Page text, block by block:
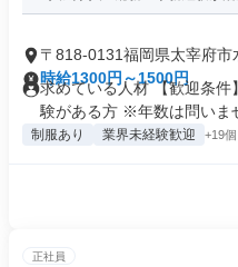
〒818-0131福岡県太宰府市
時給1300円～1500円
求めている人材 【歓迎条
験がある方 ※年数は問いま
制服あり 業界未経験歓迎 +19個
正社員